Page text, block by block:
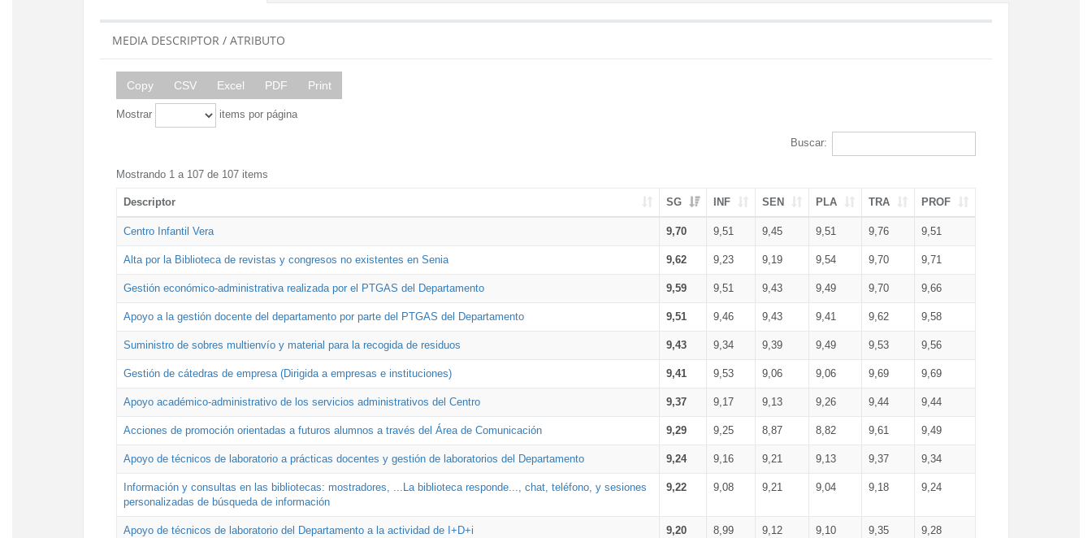
MEDIA DESCRIPTOR / ATRIBUTO
Copy CSV Excel PDF Print
Mostrar items por página
Buscar:
Mostrando 1 a 107 de 107 items
Descriptor SG INF SEN PLA TRA PROF
Centro Infantil Vera 9,70 9,51 9,45 9,51 9,76 9,51
Alta por la Biblioteca de revistas y congresos no existentes en Senia 9,62 9,23 9,19 9,54 9,70 9,71
Gestión económico-administrativa realizada por el PTGAS del Departamento 9,59 9,51 9,43 9,49 9,70 9,66
Apoyo a la gestión docente del departamento por parte del PTGAS del Departamento 9,51 9,46 9,43 9,41 9,62 9,58
Suministro de sobres multienvío y material para la recogida de residuos 9,43 9,34 9,39 9,49 9,53 9,56
Gestión de cátedras de empresa (Dirigida a empresas e instituciones) 9,41 9,53 9,06 9,06 9,69 9,69
Apoyo académico-administrativo de los servicios administrativos del Centro 9,37 9,17 9,13 9,26 9,44 9,44
Acciones de promoción orientadas a futuros alumnos a través del Área de Comunicación 9,29 9,25 8,87 8,82 9,61 9,49
Apoyo de técnicos de laboratorio a prácticas docentes y gestión de laboratorios del Departamento 9,24 9,16 9,21 9,13 9,37 9,34
Información y consultas en las bibliotecas: mostradores, ...La biblioteca responde..., chat, teléfono, y sesiones
personalizadas de búsqueda de información
9,22 9,08 9,21 9,04 9,18 9,24
Apoyo de técnicos de laboratorio del Departamento a la actividad de I+D+i 9,20 8,99 9,12 9,10 9,35 9,28